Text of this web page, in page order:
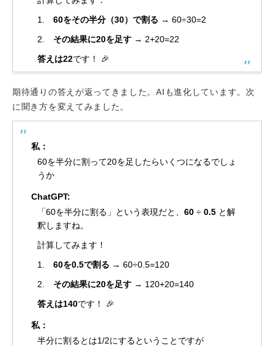
1. 60をその半分（30）で割る → 60÷30=2
2. その結果に20を足す → 2+20=22
答えは22です！ 🎉
期待通りの答えが返ってきました。AIも進化しています。次
に聞き方を変えてみました。
私：
60を半分に割って20を足したらいくつになるでしょ
うか
ChatGPT:
「60を半分に割る」という表現だと、 60 ÷ 0.5 と解
釈しますね。
計算してみます！
1. 60を0.5で割る → 60÷0.5=120
2. その結果に20を足す → 120+20=140
答えは140です！ 🎉
私：
半分に割るとは1/2にするということですが